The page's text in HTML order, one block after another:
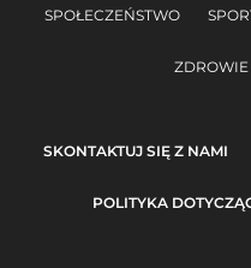
SPOŁECZEŃSTWO
ZDROWIE
SKONTAKTUJ SIĘ Z NAMI
POLITYKA